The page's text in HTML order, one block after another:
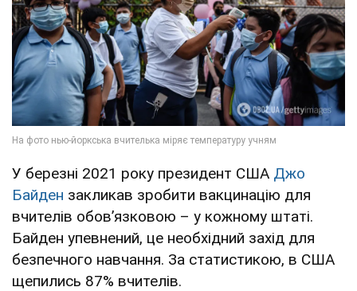
У березні 2021 року президент США Джо
Байден закликав зробити вакцинацію для
вчителів обов’язковою – у кожному штаті.
Байден упевнений, це необхідний захід для
безпечного навчання. За статистикою, в США
щепились 87% вчителів.